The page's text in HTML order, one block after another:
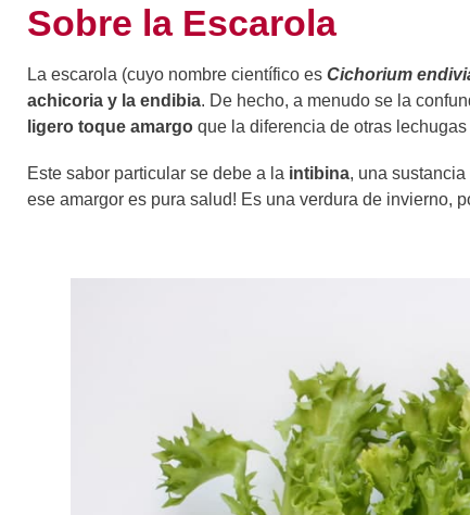
Sobre la Escarola
La escarola (cuyo nombre científico es Cichorium
achicoria y la endibia. De hecho, a menudo se la
ligero toque amargo que la diferencia de otras
Este sabor particular se debe a la intibina, una
ese amargor es pura salud! Es una verdura de invierno,